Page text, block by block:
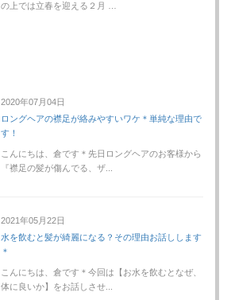
の上では立春を迎える２月 …
2020年07月04日
ロングヘアの襟足が絡みやすいワケ＊単純な理由で
す！
こんにちは、倉です＊先日ロングヘアのお客様から
『襟足の髪が傷んでる、ザ...
2021年05月22日
水を飲むと髪が綺麗になる？その理由お話しします
＊
こんにちは、倉です＊今回は【お水を飲むとなぜ、
体に良いか】をお話しさせ...